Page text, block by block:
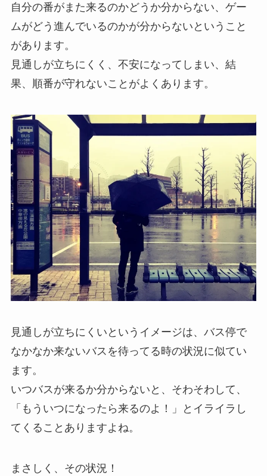
自分の番がまた来るのかどうか分からない、ゲー
ムがどう進んでいるのかが分からないということ
があります。
見通しが立ちにくく、不安になってしまい、結
果、順番が守れないことがよくあります。
見通しが立ちにくいというイメージは、バス停で
なかなか来ないバスを待ってる時の状況に似てい
ます。
いつバスが来るか分からないと、そわそわして、
「もういつになったら来るのよ！」とイライラし
てくることありますよね。
まさしく、その状況！